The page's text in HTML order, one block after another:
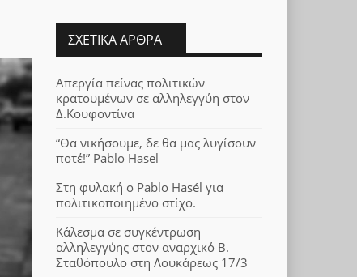
ΣΧΕΤΙΚΆ ΆΡΘΡΑ
Απεργία πείνας πολιτικών
κρατουμένων σε αλληλεγγύη στον
Δ.Κουφοντίνα
“Θα νικήσουμε, δε θα μας λυγίσουν
ποτέ!” Pablo Hasel
Στη φυλακή ο Pablo Hasél για
πολιτικοποιημένο στίχο.
Κάλεσμα σε συγκέντρωση
αλληλεγγύης στον αναρχικό Β.
Σταθόπουλο στη Λουκάρεως 17/3